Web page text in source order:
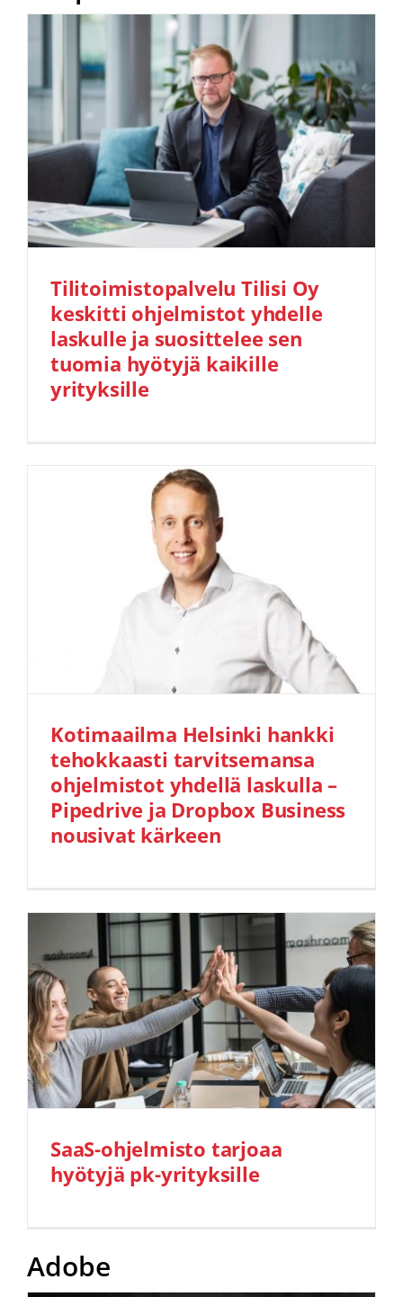
Tilitoimistopalvelu Tilisi Oy
keskitti ohjelmistot yhdelle
laskulle ja suosittelee sen
tuomia hyötyjä kaikille
yrityksille
Kotimaailma Helsinki hankki
tehokkaasti tarvitsemansa
ohjelmistot yhdellä laskulla –
Pipedrive ja Dropbox Business
nousivat kärkeen
SaaS-ohjelmisto tarjoaa
hyötyjä pk-yrityksille
Adobe